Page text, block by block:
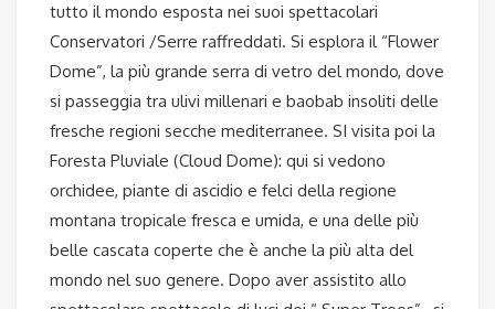
tutto il mondo esposta nei suoi spettacolari
Conservatori /Serre raffreddati. Si esplora il “Flower
Dome”, la più grande serra di vetro del mondo, dove
si passeggia tra ulivi millenari e baobab insoliti delle
fresche regioni secche mediterranee. SI visita poi la
Foresta Pluviale (Cloud Dome): qui si vedono
orchidee, piante di ascidio e felci della regione
montana tropicale fresca e umida, e una delle più
belle cascata coperte che è anche la più alta del
mondo nel suo genere. Dopo aver assistito allo